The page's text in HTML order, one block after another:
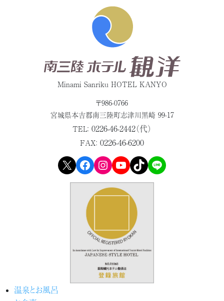
Minami Sanriku HOTEL KANYO
〒986-0766
宮城県本吉郡南三陸町志津川黒崎 99-17
TEL： 0226-46-2442（代）
FAX： 0226-46-6200
X Facebook Instagram YouTube TikTok LINE
温泉とお風呂